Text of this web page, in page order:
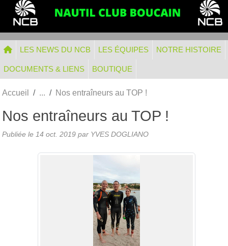
LES NEWS DU NCB LES ÉQUIPES NOTRE HISTOIRE
DOCUMENTS & LIENS BOUTIQUE
Accueil Nos entraîneurs au TOP !
Nos entraîneurs au TOP !
Publiée le 14 oct. 2019 par YVES DOGLIANO
Panneau de gestion des cookies